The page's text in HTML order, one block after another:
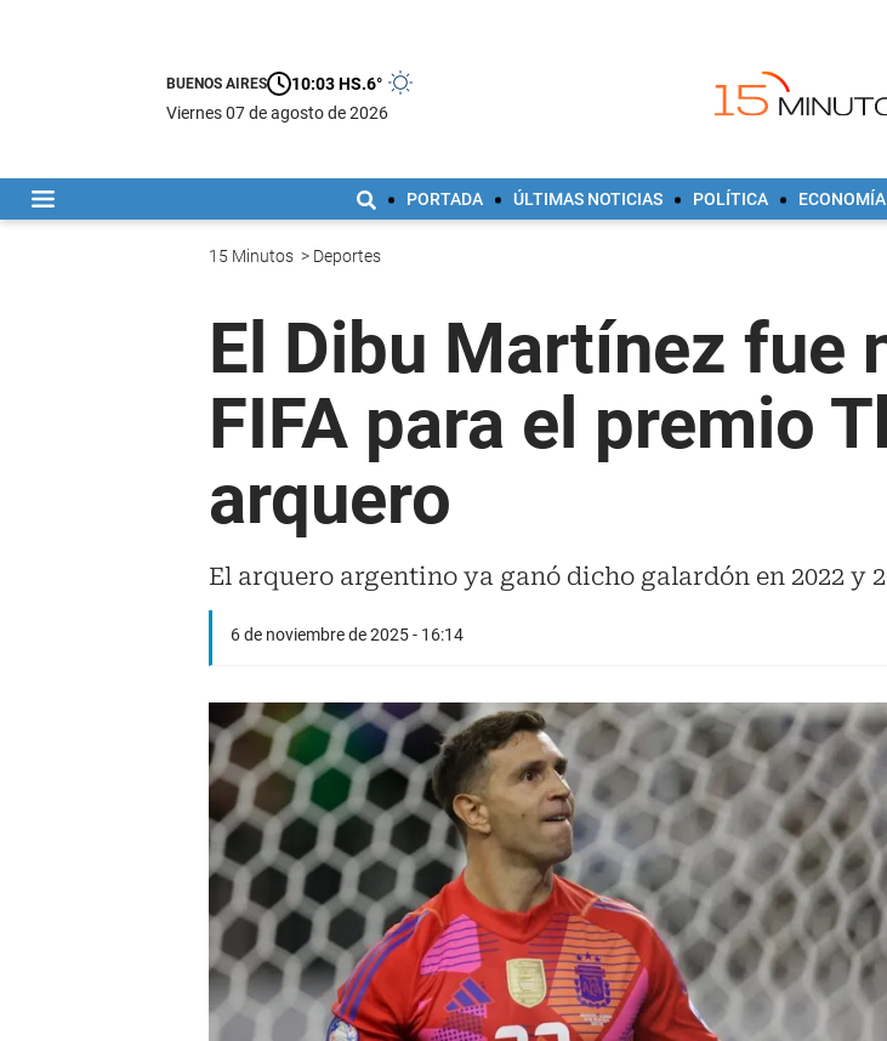
BUENOS AIRES 10:03 HS.6°
viernes 07 de agosto de 2026
PORTADA ÚLTIMAS NOTICIAS POLÍTICA ECONOMÍA
15 Minutos > Deportes
El Dibu Martínez fue
FIFA para el premio
arquero
El arquero argentino ya ganó dicho galardón en 2022 y
6 de noviembre de 2025 - 16:14